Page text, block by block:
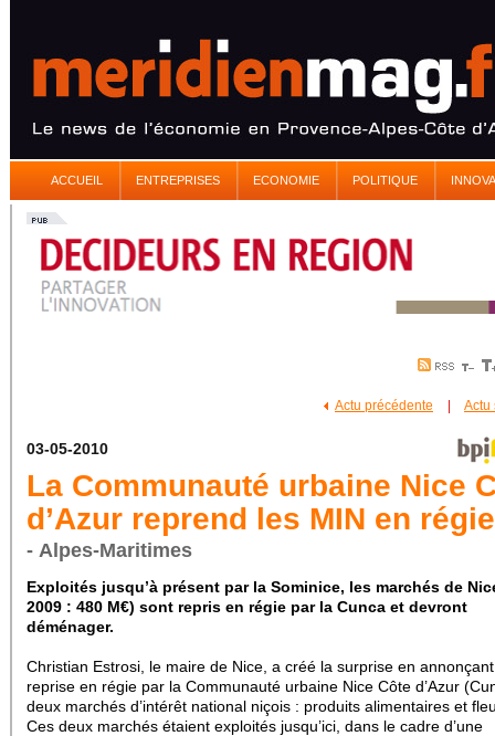
ACCUEIL ENTREPRISES ECONOMIE POLITIQUE
Actu précédente Actu
03-05-2010
La Communauté urbaine Nice
d’Azur reprend les MIN en régie
- Alpes-Maritimes
Exploités jusqu’à présent par la Sominice, les marchés de
2009 : 480 M€) sont repris en régie par la Cunca et devront
déménager.
Christian Estrosi, le maire de Nice, a créé la surprise en
reprise en régie par la Communauté urbaine Nice Côte d’Azur
deux marchés d’intérêt national niçois : produits alimentaires et
Ces deux marchés étaient exploités jusqu’ici, dans le cadre d’une